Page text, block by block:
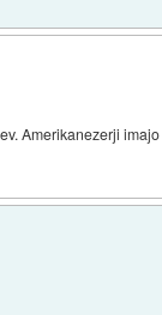
Amerikanezerji